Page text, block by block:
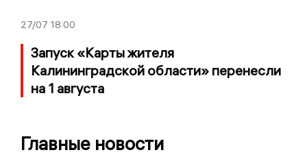
27/07 18:00
Запуск «Карты жителя
Калининградской области» перенесли
на 1 августа
Главные новости